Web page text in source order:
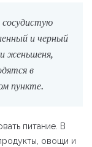
и черный
женьшеня,
в
пункте.
питание. В
овощи и